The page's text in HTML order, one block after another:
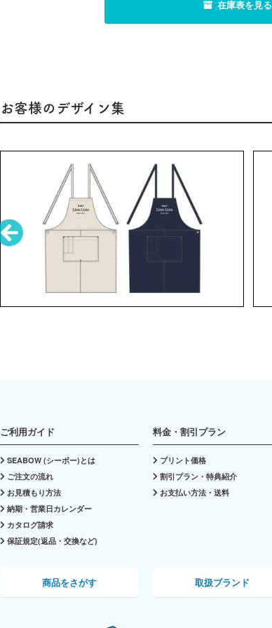
在庫表を見る
お客様のデザイン集
ご利用ガイド
SEABOW (シーボー)とは
ご注文の流れ
お見積もり方法
納期・営業日カレンダー
カタログ請求
保証規定(返品・交換など)
料金・割引プラン
プリント価格
割引プラン・特典紹介
お支払い方法・送料
商品をさがす 取扱ブランド